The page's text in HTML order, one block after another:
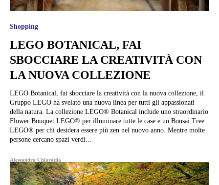
Shopping
LEGO BOTANICAL, FAI
SBOCCIARE LA CREATIVITÀ CON
LA NUOVA COLLEZIONE
LEGO Botanical, fai sbocciare la creatività con la nuova collezione, il
Gruppo LEGO ha svelato una nuova linea per tutti gli appassionati
della natura. La collezione LEGO® Botanical include uno straordinario
Flower Bouquet LEGO® per illuminare tutte le case e un Bonsai Tree
LEGO® per chi desidera essere più zen nel nuovo anno. Mentre molte
persone cercano spazi verdi...
Alessandra Chiaradia